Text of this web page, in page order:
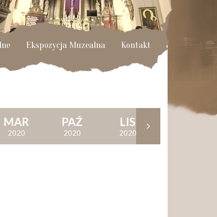
Ekspozycja Muzealna Kontakt
MAR
2020
PAŹ
2020
LIS
2020